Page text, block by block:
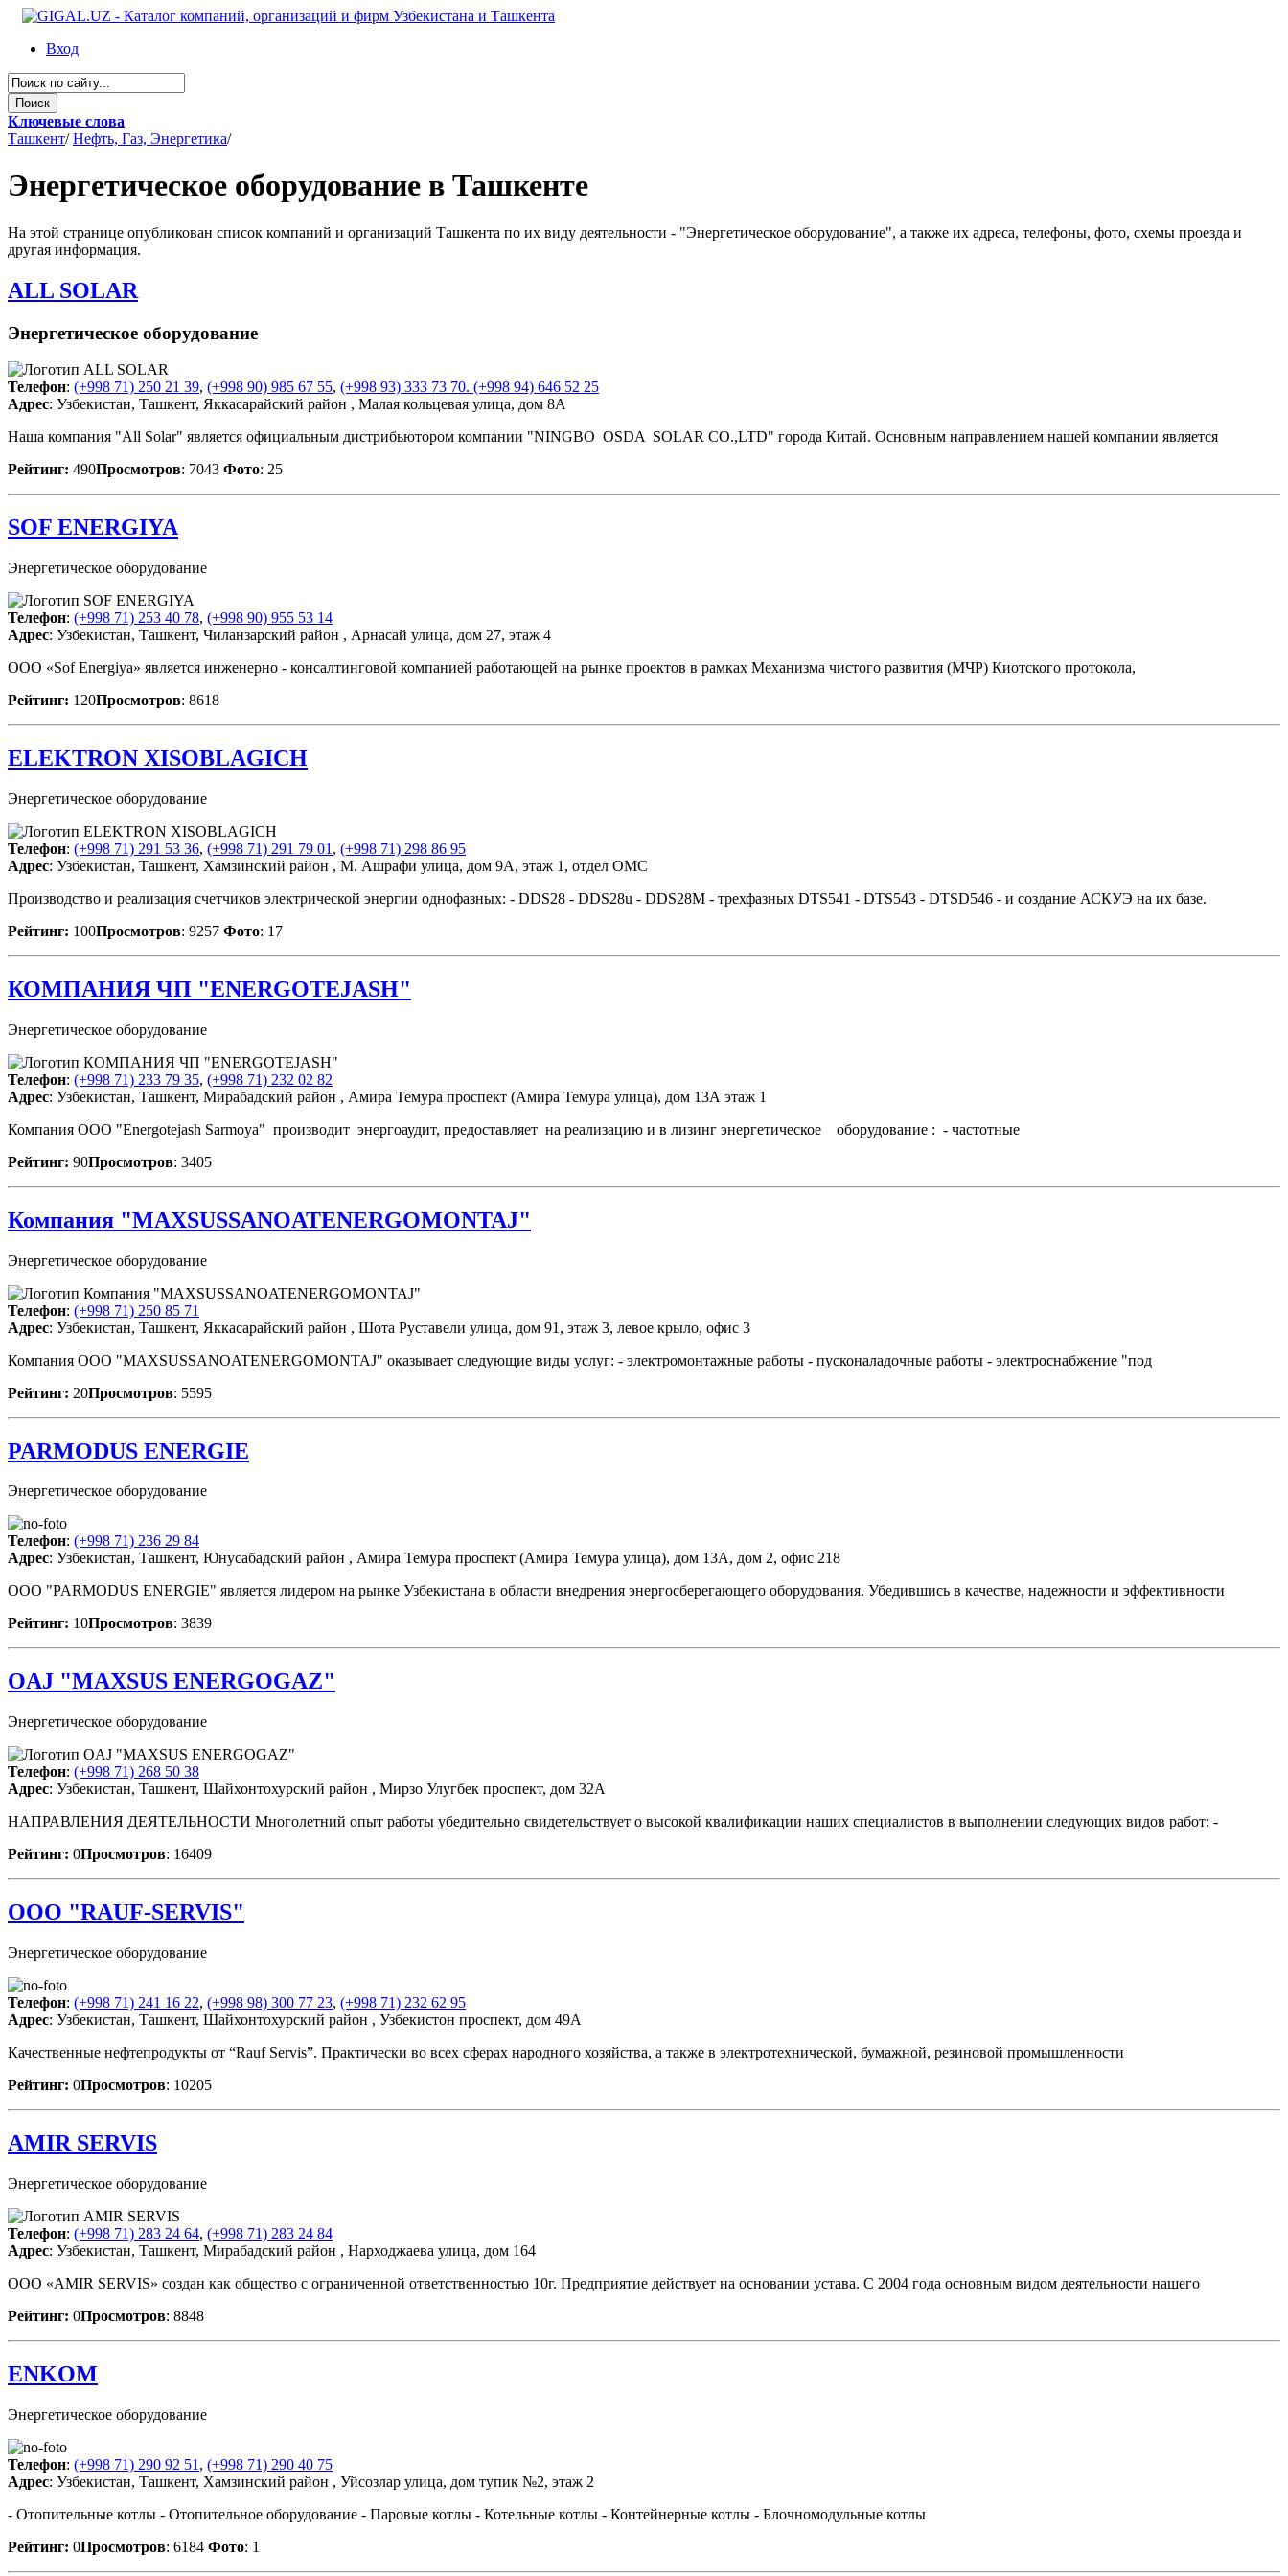
Вход
Ключевые слова
Ташкент/ Нефть, Газ, Энергетика/
Энергетическое оборудование в Ташкенте
На этой странице опубликован список компаний и организаций Ташкента по их виду деятельности - "Энергетическое оборудование", а также их адреса, телефоны, фото, схемы проезда и
другая информация.
ALL SOLAR
Энергетическое оборудование
Телефон: (+998 71) 250 21 39, (+998 90) 985 67 55, (+998 93) 333 73 70. (+998 94) 646 52 25
Адрес: Узбекистан, Ташкент, Яккасарайский район , Малая кольцевая улица, дом 8А
Наша компания "All Solar" является официальным дистрибьютором компании "NINGBO OSDA SOLAR CO.,LTD" города Китай. Основным направлением нашей компании является
Рейтинг: 490Просмотров: 7043 Фото: 25
SOF ENERGIYA
Энергетическое оборудование
Телефон: (+998 71) 253 40 78, (+998 90) 955 53 14
Адрес: Узбекистан, Ташкент, Чиланзарский район , Арнасай улица, дом 27, этаж 4
ООО «Sof Energiya» является инженерно - консалтинговой компанией работающей на рынке проектов в рамках Механизма чистого развития (МЧР) Киотского протокола,
Рейтинг: 120Просмотров: 8618
ELEKTRON XISOBLAGICH
Энергетическое оборудование
Телефон: (+998 71) 291 53 36, (+998 71) 291 79 01 , (+998 71) 298 86 95
Адрес: Узбекистан, Ташкент, Хамзинский район , М. Ашрафи улица, дом 9А, этаж 1, отдел ОМС
Производство и реализация счетчиков электрической энергии однофазных: - DDS28 - DDS28u - DDS28M - трехфазных DTS541 - DTS543 - DTSD546 - и создание АСКУЭ на их базе.
Рейтинг: 100Просмотров: 9257 Фото: 17
КОМПАНИЯ ЧП "ENERGOTEJASH"
Энергетическое оборудование
Телефон: (+998 71) 233 79 35, (+998 71) 232 02 82
Адрес: Узбекистан, Ташкент, Мирабадский район , Амира Темура проспект (Амира Темура улица), дом 13А этаж 1
Компания OOO "Energotejash Sarmoya" производит энергоаудит, предоставляет на реализацию и в лизинг энергетическое оборудование : - частотные
Рейтинг: 90Просмотров: 3405
Компания "MAXSUSSANOATENERGOMONTAJ"
Энергетическое оборудование
Телефон: (+998 71) 250 85 71
Адрес: Узбекистан, Ташкент, Яккасарайский район , Шота Руставели улица, дом 91, этаж 3, левое крыло, офис 3
Компания ООО "MAXSUSSANOATENERGOMONTAJ" оказывает следующие виды услуг: - электромонтажные работы - пусконаладочные работы - электроснабжение "под
Рейтинг: 20Просмотров: 5595
PARMODUS ENERGIE
Энергетическое оборудование
Телефон: (+998 71) 236 29 84
Адрес: Узбекистан, Ташкент, Юнусабадский район , Амира Темура проспект (Амира Темура улица), дом 13А, дом 2, офис 218
ООО "PARMODUS ENERGIE" является лидером на рынке Узбекистана в области внедрения энергосберегающего оборудования. Убедившись в качестве, надежности и эффективности
Рейтинг: 10Просмотров: 3839
OAJ "MAXSUS ENERGOGAZ"
Энергетическое оборудование
Телефон: (+998 71) 268 50 38
Адрес: Узбекистан, Ташкент, Шайхонтохурский район , Мирзо Улугбек проспект, дом 32А
НАПРАВЛЕНИЯ ДЕЯТЕЛЬНОСТИ Многолетний опыт работы убедительно свидетельствует о высокой квалификации наших специалистов в выполнении следующих видов работ: -
Рейтинг: 0Просмотров: 16409
ООО "RAUF-SERVIS"
Энергетическое оборудование
Телефон: (+998 71) 241 16 22, (+998 98) 300 77 23, (+998 71) 232 62 95
Адрес: Узбекистан, Ташкент, Шайхонтохурский район , Узбекистон проспект, дом 49А
Качественные нефтепродукты от “Rauf Servis”. Практически во всех сферах народного хозяйства, а также в электротехнической, бумажной, резиновой промышленности
Рейтинг: 0Просмотров: 10205
AMIR SERVIS
Энергетическое оборудование
Телефон: (+998 71) 283 24 64, (+998 71) 283 24 84
Адрес: Узбекистан, Ташкент, Мирабадский район , Нарходжаева улица, дом 164
ООО «AMIR SERVIS» создан как общество с ограниченной ответственностью 10г. Предприятие действует на основании устава. С 2004 года основным видом деятельности нашего
Рейтинг: 0Просмотров: 8848
ENKOM
Энергетическое оборудование
Телефон: (+998 71) 290 92 51 , (+998 71) 290 40 75
Адрес: Узбекистан, Ташкент, Хамзинский район , Уйсозлар улица, дом тупик №2, этаж 2
- Отопительные котлы - Отопительное оборудование - Паровые котлы - Котельные котлы - Контейнерные котлы - Блочномодульные котлы
Рейтинг: 0Просмотров: 6184 Фото: 1